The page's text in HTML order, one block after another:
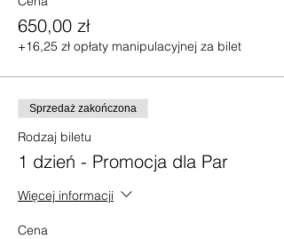
650,00 zł
+16,25 zł opłaty manipulacyjnej za bilet
Sprzedaż zakończona
Rodzaj biletu
1 dzień - Promocja dla Par
Więcej informacji
Cena